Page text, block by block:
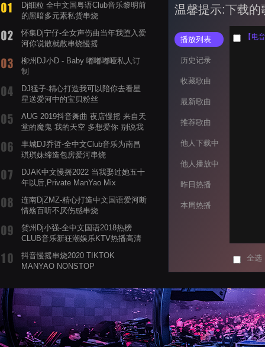
Dj细粒 全中文国粤语Club音乐黎明前
的黑暗多元素私货串烧
怀集Dj宁仔-全女声伤曲当年我堕入爱
河你说散就散串烧慢摇
柳州DJ小D - Baby 嘟嘟嘟哑私人订
制
DJ猛子-精心打造我可以陪你去看星
星送爱河中的宝贝粉丝
AUG 2019抖音舞曲 夜店慢摇 来自天
堂的魔鬼 我的天空 多想爱你 别说我
丰城DJ乔哲-全中文Club音乐为南昌
琪琪妹缔造包房爱河串烧
DJAK中文慢摇2022 当我娶过她五十
年以后,Private ManYao Mix
连南DjZMZ-精心打造中文国语爱河断
情殇百听不厌伤感串烧
贺州Dj小强-全中文国语2018热榜
CLUB音乐新狂潮娱乐KTV热播高清
抖音慢摇串烧2020 TIKTOK
MANYAO NONSTOP
蝉爸爸妈妈爱存在夏天的风是想你的
声音啊
温馨提示:下载的
播放列表
历史记录
收藏歌曲
最新歌曲
推荐歌曲
他人下载中
他人播放中
昨日热播
本周热播
全选